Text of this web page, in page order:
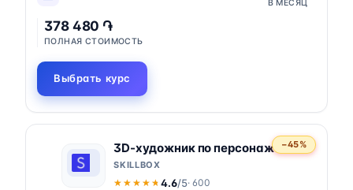
В МЕСЯЦ
378 480 ֏
ПОЛНАЯ СТОИМОСТЬ
Выбрать курс
−45%
3D-художник по персонажам
SKILLBOX
★★★★★
★★★★★4.6/5· 600